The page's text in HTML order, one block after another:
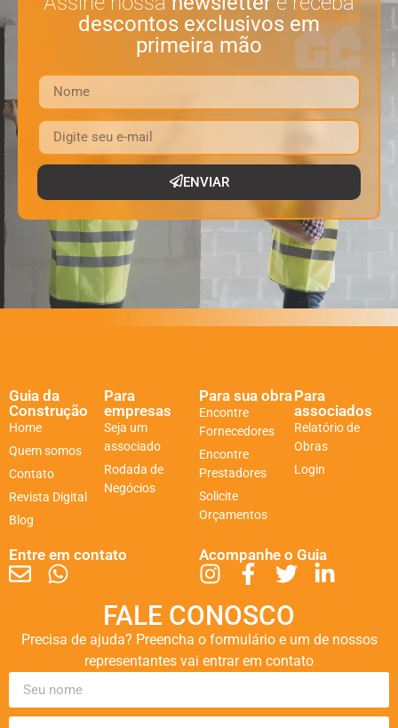
descontos exclusivos em
primeira mão
ENVIAR
Guia da
Construção
Home
Quem somos
Contato
Revista Digital
Blog
Para
empresas
Seja um
associado
Rodada de
Negócios
Para sua obra
Encontre
Fornecedores
Encontre
Prestadores
Solicite
Orçamentos
Para
associados
Relatório de
Obras
Login
Entre em contato Acompanhe o Guia
FALE CONOSCO
Precisa de ajuda? Preencha o formulário e um de nossos
representantes vai entrar em contato